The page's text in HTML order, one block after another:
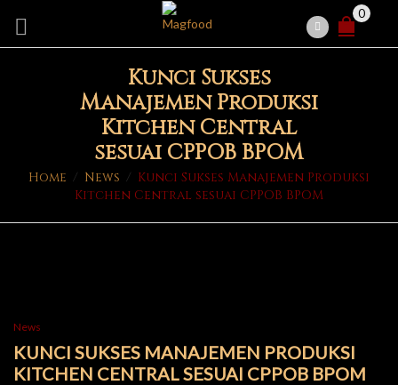
0
Kunci Sukses
Manajemen Produksi
Kitchen Central
sesuai CPPOB BPOM
Home / News / Kunci Sukses Manajemen Produksi
Kitchen Central sesuai CPPOB BPOM
News
KUNCI SUKSES MANAJEMEN PRODUKSI
KITCHEN CENTRAL SESUAI CPPOB BPOM